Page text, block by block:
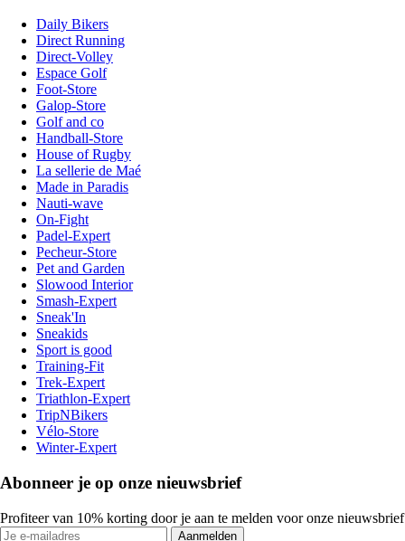
Daily Bikers
Direct Running
Direct-Volley
Espace Golf
Foot-Store
Galop-Store
Golf and co
Handball-Store
House of Rugby
La sellerie de Maé
Made in Paradis
Nauti-wave
On-Fight
Padel-Expert
Pecheur-Store
Pet and Garden
Slowood Interior
Smash-Expert
Sneak'In
Sneakids
Sport is good
Training-Fit
Trek-Expert
Triathlon-Expert
TripNBikers
Vélo-Store
Winter-Expert
Abonneer je op onze nieuwsbrief
Profiteer van 10% korting door je aan te melden voor onze nieuwsbrief
Aanmelden